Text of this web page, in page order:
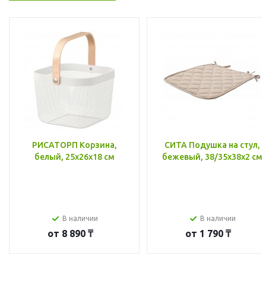
РИСАТОРП Корзина,
белый, 25x26x18 см
В наличии
от 8 890 ₸
СИТА Подушка на стул,
бежевый, 38/35x38x2 см
В наличии
от 1 790 ₸